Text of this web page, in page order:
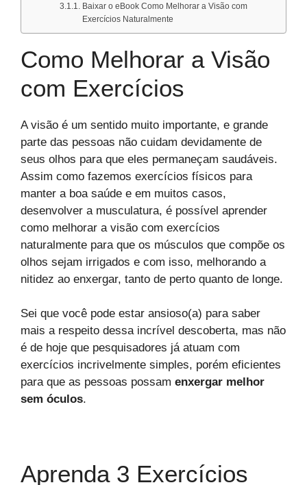
Baixar o eBook Como Melhorar a Visão com
Exercícios Naturalmente
Como Melhorar a Visão
com Exercícios
A visão é um sentido muito importante, e grande
parte das pessoas não cuidam devidamente de
seus olhos para que eles permaneçam saudáveis.
Assim como fazemos exercícios físicos para
manter a boa saúde e em muitos casos,
desenvolver a musculatura, é possível aprender
como melhorar a visão com exercícios
naturalmente para que os músculos que compõe os
olhos sejam irrigados e com isso, melhorando a
nitidez ao enxergar, tanto de perto quanto de longe.
Sei que você pode estar ansioso(a) para saber
mais a respeito dessa incrível descoberta, mas não
é de hoje que pesquisadores já atuam com
exercícios incrivelmente simples, porém eficientes
para que as pessoas possam enxergar melhor
sem óculos.
Aprenda 3 Exercícios